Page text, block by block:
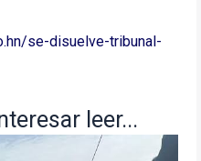
se-disuelve-tribunal-
leer...